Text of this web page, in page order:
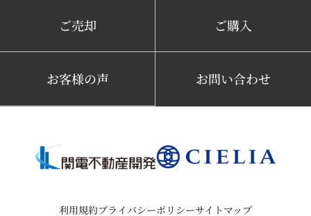
ご売却 ご購入
お客様の声 お問い合わせ
利用規約プライバシーポリシーサイトマップ